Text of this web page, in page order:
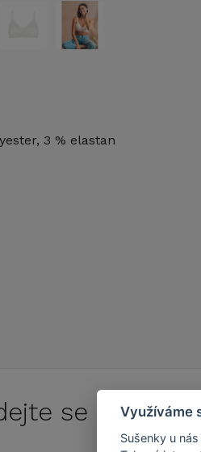
3 % elastan
se doVyužíváme
Sušenky u